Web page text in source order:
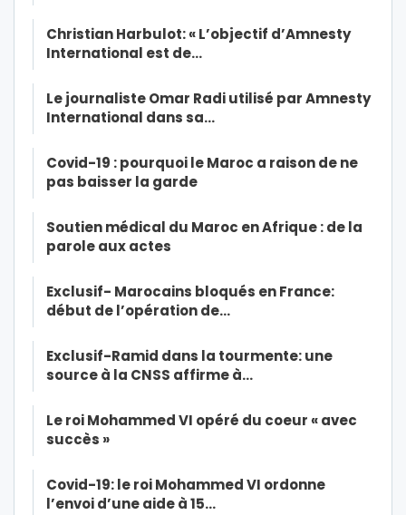
Christian Harbulot: « L’objectif d’Amnesty
International est de…
Le journaliste Omar Radi utilisé par Amnesty
International dans sa…
Covid-19 : pourquoi le Maroc a raison de ne
pas baisser la garde
Soutien médical du Maroc en Afrique : de la
parole aux actes
Exclusif- Marocains bloqués en France:
début de l’opération de…
Exclusif-Ramid dans la tourmente: une
source à la CNSS affirme à…
Le roi Mohammed VI opéré du coeur « avec
succès »
Covid-19: le roi Mohammed VI ordonne
l’envoi d’une aide à 15…